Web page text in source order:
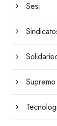
Sesi